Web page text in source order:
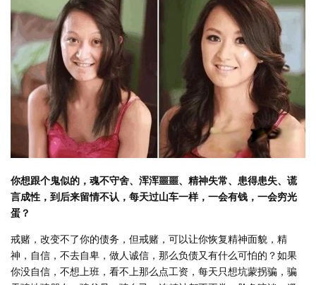
你想跟个鬼似的，魂不守舍、浑浑噩噩、精神失常、患得患失、谎
言成性，到后来留情不认，每天过山车一样，一会有钱，一会穷光
蛋？
戒赌，改变不了你的债务，但戒赌，可以让你恢复精神面貌，精
神，自信，不去自卑，做人诚信，那么负债又有什么可怕的？如果
你没自信，不想上班，看不上那么点工资，每天只想坑蒙拐骗，骗